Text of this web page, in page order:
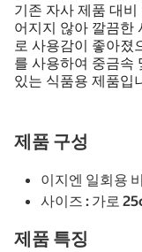
기존 자사 제품 대
어지지 않아 깔끔한
로 사용감이 좋아졌
를 사용하여 중금속
있는 식품용 제품입
제품 구성
이지엔 일회용
사이즈 : 가로
제품 특징